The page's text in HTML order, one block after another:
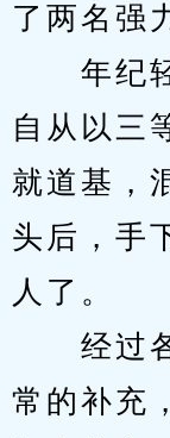
了两名强
年纪轻
自从以三
就道基，
头后，手
人了。
经过各
常的补充